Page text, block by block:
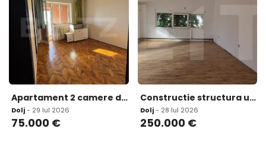
Apartament 2 camere decomandat 50 mp zona Piata Garii
Dolj- 29 Iul 2026
75.000 €
Constructie structura usoara P 1 310 mp teren 533 mp Bar
Dolj- 28 Iul 2026
250.000 €